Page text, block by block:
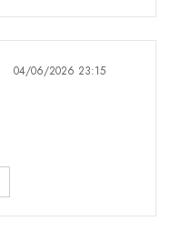
04/06/2026 23:15